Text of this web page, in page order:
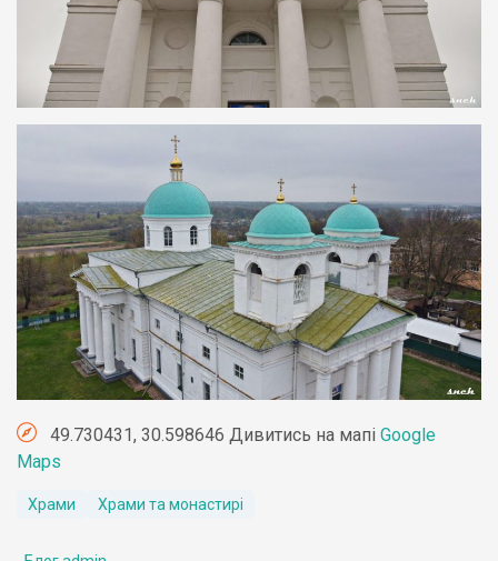
49.730431, 30.598646 Дивитись на мапі Google
Maps
Храми Храми та монастирі